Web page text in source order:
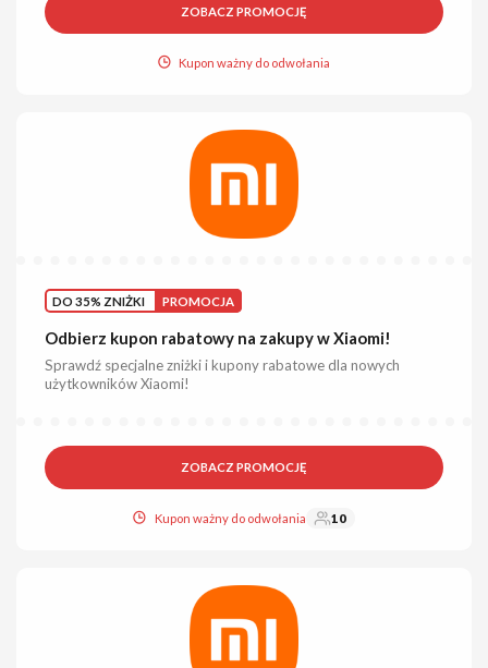
ZOBACZ PROMOCJĘ
Kupon ważny do odwołania
DO 35% ZNIŻKI PROMOCJA
Odbierz kupon rabatowy na zakupy w Xiaomi!
Sprawdź specjalne zniżki i kupony rabatowe dla nowych
użytkowników Xiaomi!
ZOBACZ PROMOCJĘ
Kupon ważny do odwołania 10